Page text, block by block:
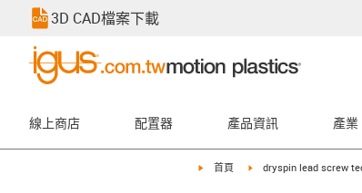
3D CAD檔案下載
線上商店 配置器 產品資訊 產業
igus-icon-arrow-right
首頁 igus-icon-arrow-right
dryspin lead screw